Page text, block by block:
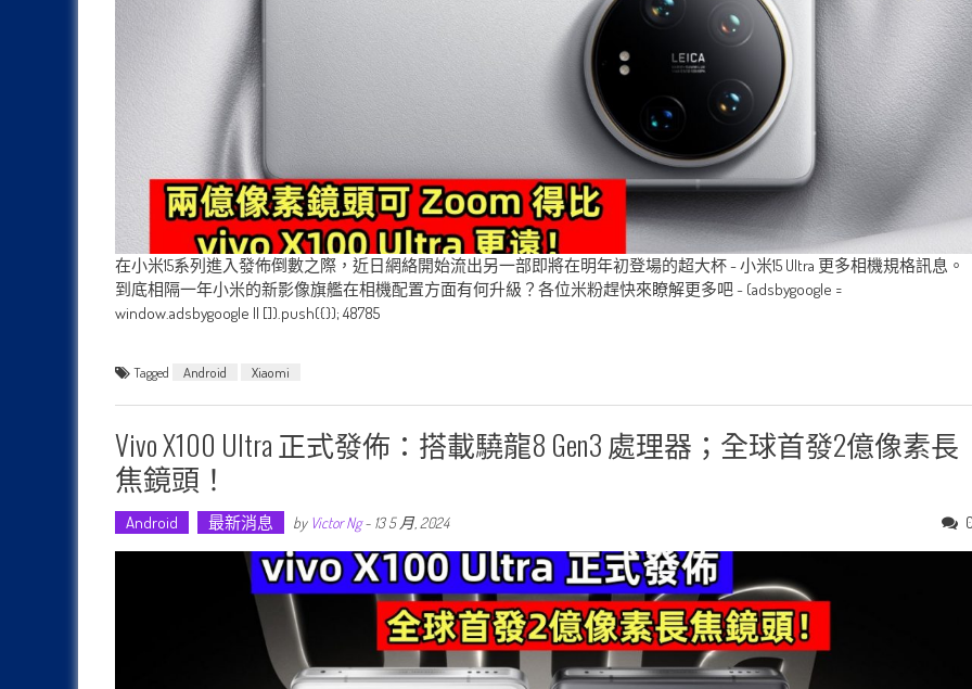
在小米15系列進入發佈倒數之際，近日網絡開始流出另一部即將在明年初登場的超大杯 - 小米15 Ultra 更多相機規格訊息。
到底相隔一年小米的新影像旗艦在相機配置方面有何升級？各位米粉趕快來瞭解更多吧 ~ (adsbygoogle =
window.adsbygoogle || []).push({}); 48785
Tagged Android Xiaomi
Vivo X100 Ultra 正式發佈：搭載驍龍8 Gen3 處理器；全球首發2億像素長
焦鏡頭！
Android 最新消息 by Victor Ng- 13 5 月, 2024